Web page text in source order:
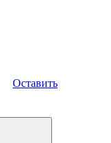
Оставить